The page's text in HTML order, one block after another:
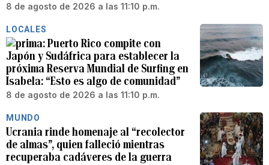
8 de agosto de 2026 a las 11:10 p.m.
LOCALES
Puerto Rico compite con
Japón y Sudáfrica para establecer la
próxima Reserva Mundial de Surfing en
Isabela: “Esto es algo de comunidad”
8 de agosto de 2026 a las 11:10 p.m.
MUNDO
Ucrania rinde homenaje al “recolector
de almas”, quien falleció mientras
recuperaba cadáveres de la guerra